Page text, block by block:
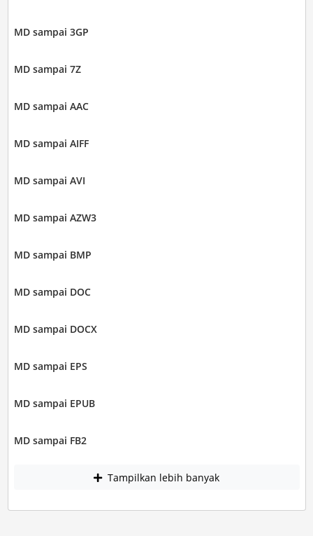
MD sampai 3GP
MD sampai 7Z
MD sampai AAC
MD sampai AIFF
MD sampai AVI
MD sampai AZW3
MD sampai BMP
MD sampai DOC
MD sampai DOCX
MD sampai EPS
MD sampai EPUB
MD sampai FB2
Tampilkan lebih banyak